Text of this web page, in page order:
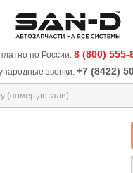
по России: 8 (800) 555-
звонки: +7 (8422)